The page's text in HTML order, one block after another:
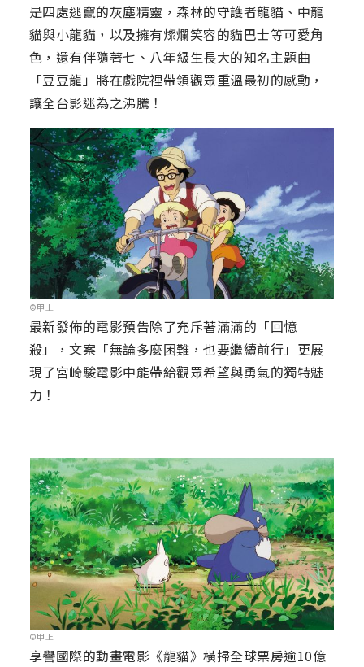
是四處逃竄的灰塵精靈，森林的守護者龍貓、中龍
貓與小龍貓，以及擁有燦爛笑容的貓巴士等可愛角
色，還有伴隨著七、八年級生長大的知名主題曲
「豆豆龍」將在戲院裡帶領觀眾重溫最初的感動，
讓全台影迷為之沸騰！
©甲上
最新發佈的電影預告除了充斥著滿滿的「回憶
殺」，文案「無論多麼困難，也要繼續前行」更展
現了宮崎駿電影中能帶給觀眾希望與勇氣的獨特魅
力！
©甲上
享譽國際的動畫電影《龍貓》橫掃全球票房逾10億